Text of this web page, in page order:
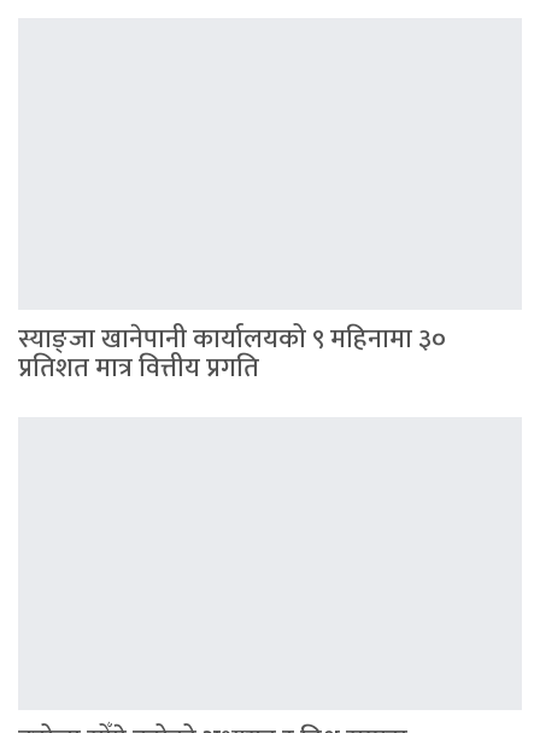
स्याङ्जा खानेपानी कार्यालयको ९ महिनामा ३०
प्रतिशत मात्र वित्तीय प्रगति